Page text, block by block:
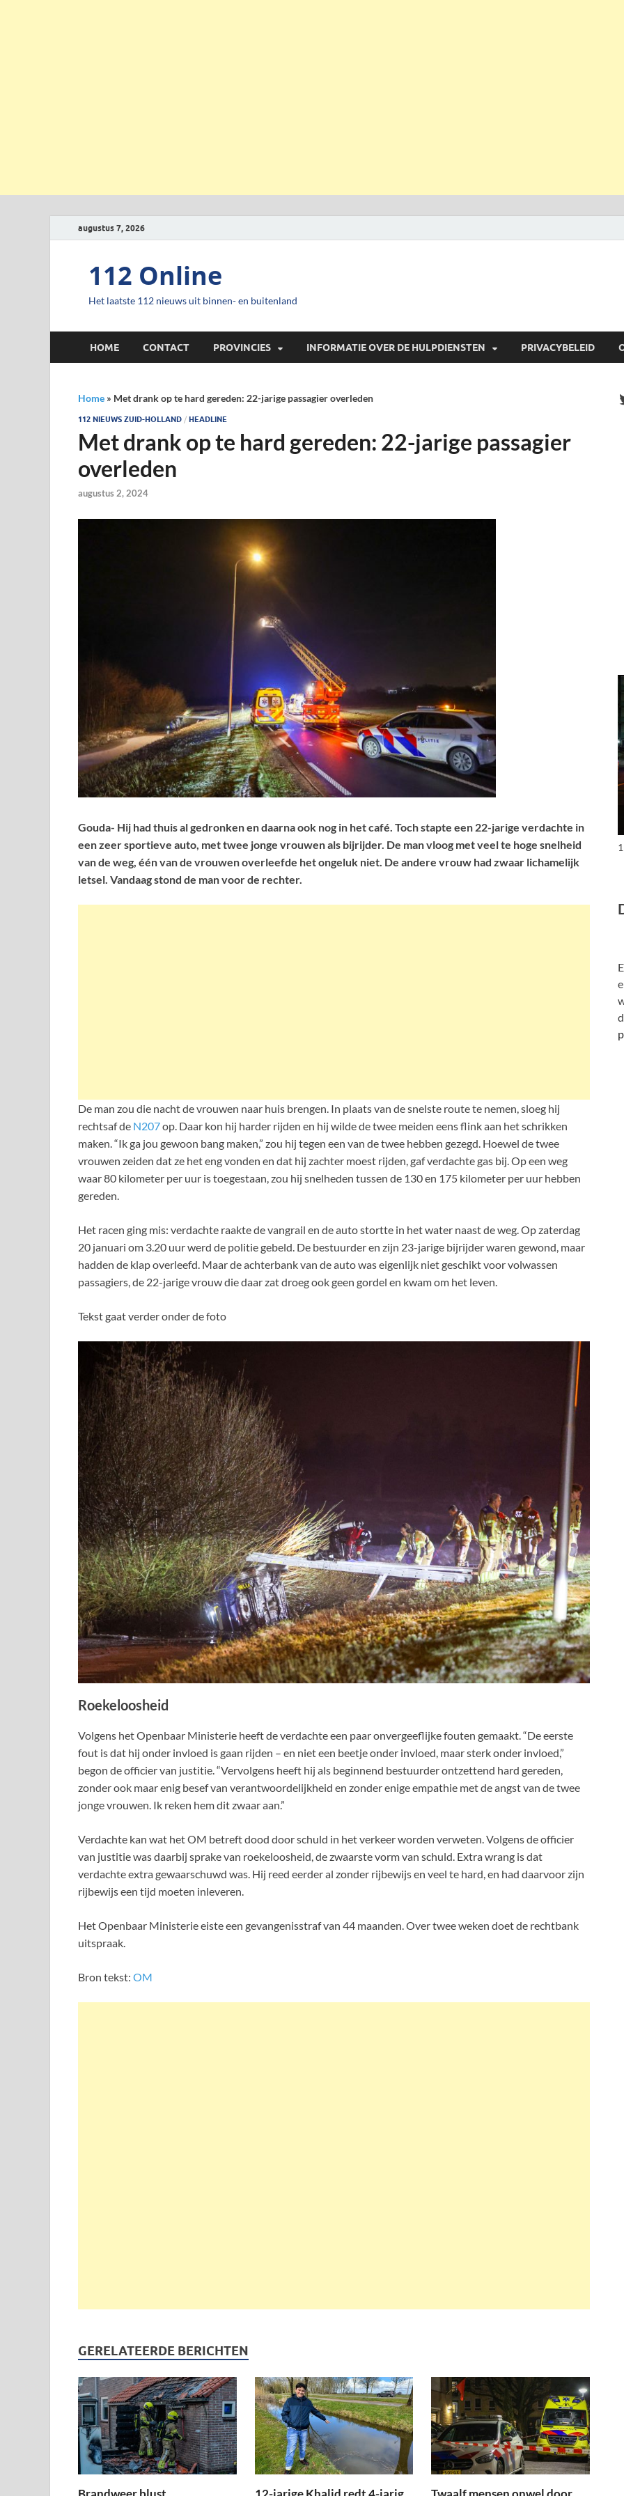
augustus 7, 2026
112 Online
Het laatste 112 nieuws uit binnen- en buitenland
HOME CONTACT PROVINCIES INFORMATIE OVER DE HULPDIENSTEN PRIVACYBELEID
Home » Met drank op te hard gereden: 22-jarige passagier overleden
112 NIEUWS ZUID-HOLLAND / HEADLINE
Met drank op te hard gereden: 22-jarige passagier
overleden
augustus 2, 2024
Gouda- Hij had thuis al gedronken en daarna ook nog in het café. Toch stapte een 22-jarige verdachte in
een zeer sportieve auto, met twee jonge vrouwen als bijrijder. De man vloog met veel te hoge snelheid
van de weg, één van de vrouwen overleefde het ongeluk niet. De andere vrouw had zwaar lichamelijk
letsel. Vandaag stond de man voor de rechter.
De man zou die nacht de vrouwen naar huis brengen. In plaats van de snelste route te nemen, sloeg hij
rechtsaf de N207op. Daar kon hij harder rijden en hij wilde de twee meiden eens flink aan het schrikken
maken. “Ik ga jou gewoon bang maken,” zou hij tegen een van de twee hebben gezegd. Hoewel de twee
vrouwen zeiden dat ze het eng vonden en dat hij zachter moest rijden, gaf verdachte gas bij. Op een weg
waar 80 kilometer per uur is toegestaan, zou hij snelheden tussen de 130 en 175 kilometer per uur hebben
gereden.
Het racen ging mis: verdachte raakte de vangrail en de auto stortte in het water naast de weg. Op zaterdag
20 januari om 3.20 uur werd de politie gebeld. De bestuurder en zijn 23-jarige bijrijder waren gewond, maar
hadden de klap overleefd. Maar de achterbank van de auto was eigenlijk niet geschikt voor volwassen
passagiers, de 22-jarige vrouw die daar zat droeg ook geen gordel en kwam om het leven.
Tekst gaat verder onder de foto
Roekeloosheid
Volgens het Openbaar Ministerie heeft de verdachte een paar onvergeeflijke fouten gemaakt. “De eerste
fout is dat hij onder invloed is gaan rijden – en niet een beetje onder invloed, maar sterk onder invloed,”
begon de officier van justitie. “Vervolgens heeft hij als beginnend bestuurder ontzettend hard gereden,
zonder ook maar enig besef van verantwoordelijkheid en zonder enige empathie met de angst van de twee
jonge vrouwen. Ik reken hem dit zwaar aan.”
Verdachte kan wat het OM betreft dood door schuld in het verkeer worden verweten. Volgens de officier
van justitie was daarbij sprake van roekeloosheid, de zwaarste vorm van schuld. Extra wrang is dat
verdachte extra gewaarschuwd was. Hij reed eerder al zonder rijbewijs en veel te hard, en had daarvoor zijn
rijbewijs een tijd moeten inleveren.
Het Openbaar Ministerie eiste een gevangenisstraf van 44 maanden. Over twee weken doet de rechtbank
uitspraak.
Bron tekst: OM
GERELATEERDE BERICHTEN